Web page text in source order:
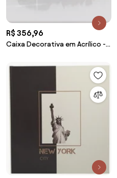
R$ 356,96
Caixa Decorativa em Acrílico -